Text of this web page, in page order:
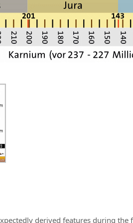
derived features during